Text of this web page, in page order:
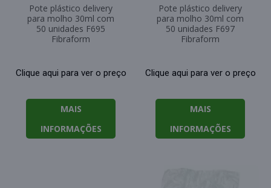
Pote plástico delivery
para molho 30ml com
50 unidades F695
Fibraform
Clique aqui para ver o preço
MAIS
INFORMAÇÕES
Pote plástico delivery
para molho 30ml com
50 unidades F697
Fibraform
Clique aqui para ver o preço
MAIS
INFORMAÇÕES